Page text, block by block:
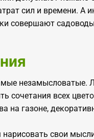
сил и времени. А
совершают
сочетания всех
на газоне,
свои